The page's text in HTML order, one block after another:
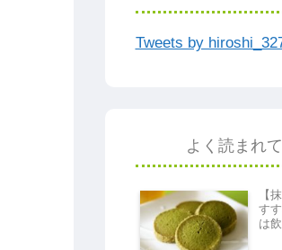
Tweets by
よく読まれ
【
す
は